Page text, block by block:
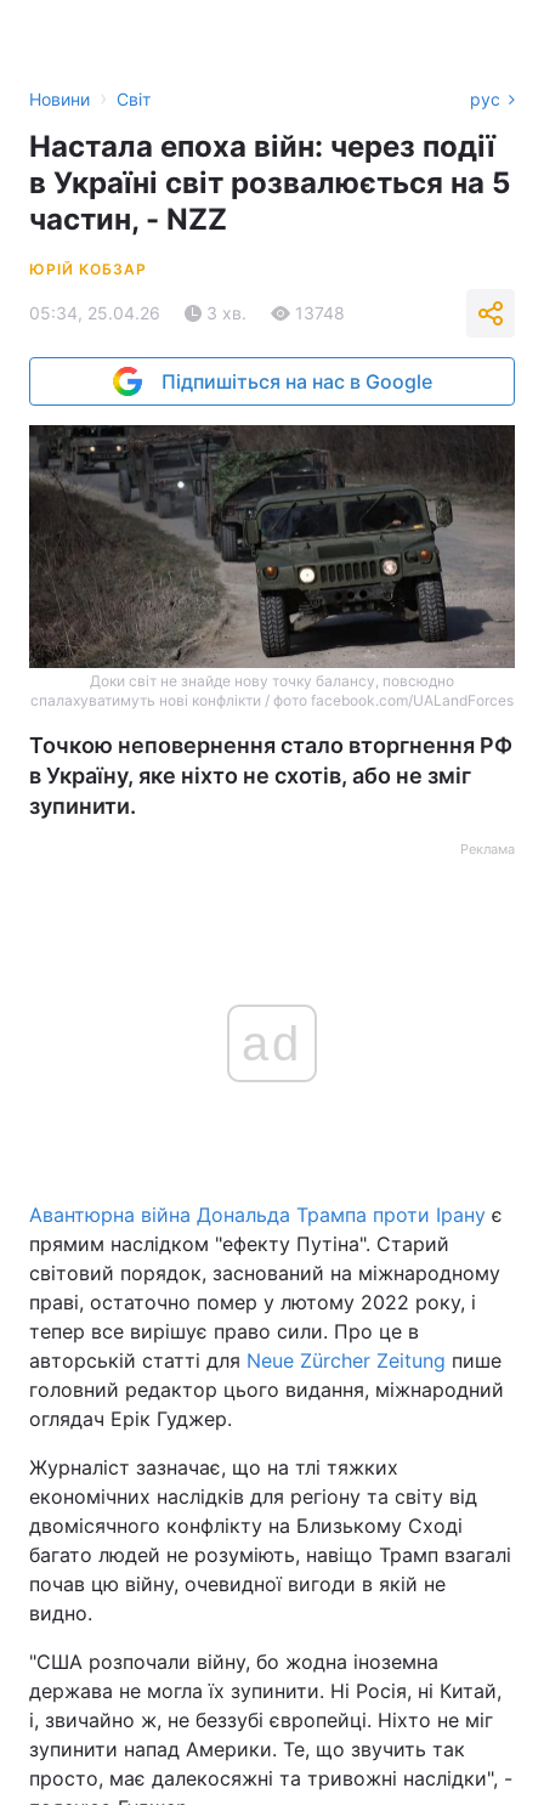
Новини › Світ рус
Настала епоха війн: через події
в Україні світ розвалюється на 5
частин, - NZZ
ЮРІЙ КОБЗАР
05:34, 25.04.26 3 хв. 13748
Підпишіться на нас в Google
Доки світ не знайде нову точку балансу, повсюдно
спалахуватимуть нові конфлікти / фото facebook.com/UALandForces
Точкою неповернення стало вторгнення РФ
в Україну, яке ніхто не схотів, або не зміг
зупинити.
Реклама
ad
Авантюрна війна Дональда Трампа проти Ірану є
прямим наслідком "ефекту Путіна". Старий
світовий порядок, заснований на міжнародному
праві, остаточно помер у лютому 2022 року, і
тепер все вирішує право сили. Про це в
авторській статті для Neue Zürcher Zeitung пише
головний редактор цього видання, міжнародний
оглядач Ерік Гуджер.
Журналіст зазначає, що на тлі тяжких
економічних наслідків для регіону та світу від
двомісячного конфлікту на Близькому Сході
багато людей не розуміють, навіщо Трамп взагалі
почав цю війну, очевидної вигоди в якій не
видно.
"США розпочали війну, бо жодна іноземна
держава не могла їх зупинити. Ні Росія, ні Китай,
і, звичайно ж, не беззубі європейці. Ніхто не міг
зупинити напад Америки. Те, що звучить так
просто, має далекосяжні та тривожні наслідки", -